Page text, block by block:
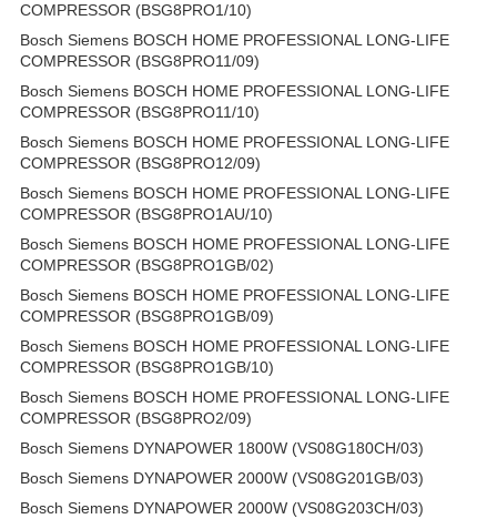
COMPRESSOR (BSG8PRO1/10)
Bosch Siemens BOSCH HOME PROFESSIONAL LONG-LIFE
COMPRESSOR (BSG8PRO11/09)
Bosch Siemens BOSCH HOME PROFESSIONAL LONG-LIFE
COMPRESSOR (BSG8PRO11/10)
Bosch Siemens BOSCH HOME PROFESSIONAL LONG-LIFE
COMPRESSOR (BSG8PRO12/09)
Bosch Siemens BOSCH HOME PROFESSIONAL LONG-LIFE
COMPRESSOR (BSG8PRO1AU/10)
Bosch Siemens BOSCH HOME PROFESSIONAL LONG-LIFE
COMPRESSOR (BSG8PRO1GB/02)
Bosch Siemens BOSCH HOME PROFESSIONAL LONG-LIFE
COMPRESSOR (BSG8PRO1GB/09)
Bosch Siemens BOSCH HOME PROFESSIONAL LONG-LIFE
COMPRESSOR (BSG8PRO1GB/10)
Bosch Siemens BOSCH HOME PROFESSIONAL LONG-LIFE
COMPRESSOR (BSG8PRO2/09)
Bosch Siemens DYNAPOWER 1800W (VS08G180CH/03)
Bosch Siemens DYNAPOWER 2000W (VS08G201GB/03)
Bosch Siemens DYNAPOWER 2000W (VS08G203CH/03)